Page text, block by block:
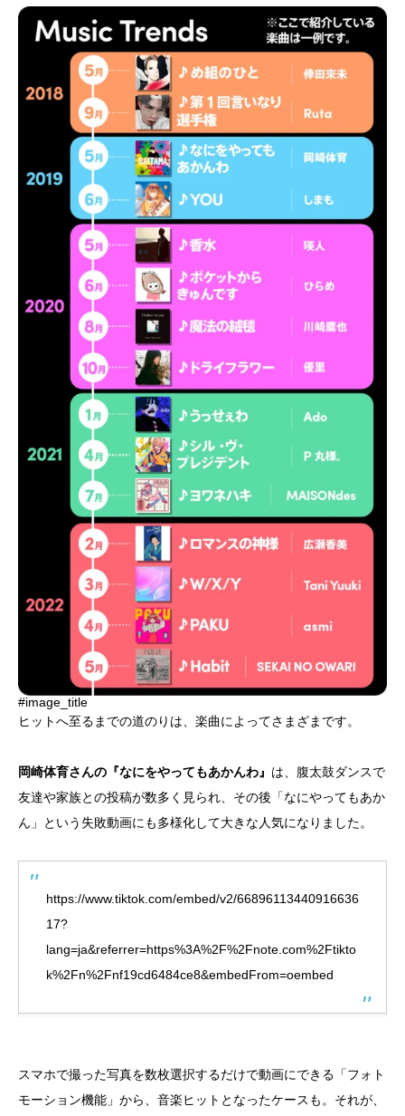
#image_title
ヒットへ至るまでの道のりは、楽曲によってさまざまです。
岡崎体育さんの『なにをやってもあかんわ』 は、腹太鼓ダンスで
友達や家族との投稿が数多く見られ、その後「なにやってもあか
ん」という失敗動画にも多様化して大きな人気になりました。
https://www.tiktok.com/embed/v2/66896113440916636
17?
lang=ja&referrer=https%3A%2F%2Fnote.com%2Ftikto
k%2Fn%2Fnf19cd6484ce8&embedFrom=oembed
スマホで撮った写真を数枚選択するだけで動画にできる「フォト
モーション機能」から、音楽ヒットとなったケースも。それが、